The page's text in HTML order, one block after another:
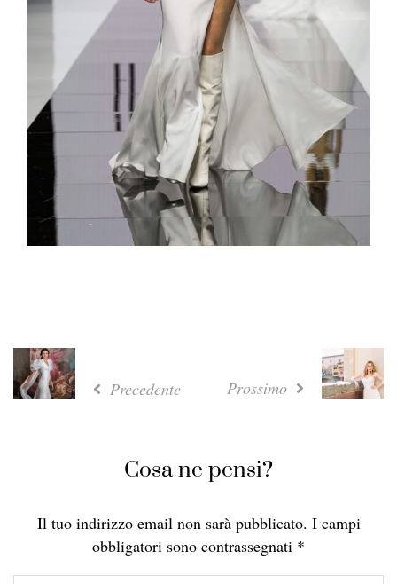
Precedente Prossimo
Cosa ne pensi?
Il tuo indirizzo email non sarà pubblicato. I campi
obbligatori sono contrassegnati *